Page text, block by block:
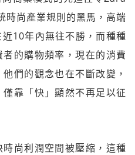
時尚產業規則的黑馬，高端
10年內無往不勝，而種種
的購物頻率，現在的消費
們的觀念也在不斷改變，
靠「快」顯然不再足以征
尚利潤空間被壓縮，這種